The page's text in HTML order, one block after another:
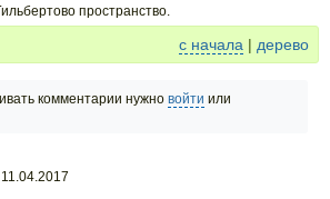
пространство.
с начала | дерево
комментарии нужно войти или